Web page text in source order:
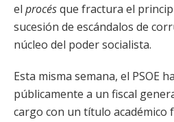
el procésque fractura el
sucesión de escándalos de
núcleo del poder socialista.
Esta misma semana, el PSOE
públicamente a un fiscal
cargo con un título académico